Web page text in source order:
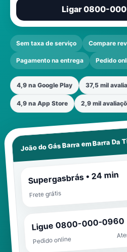
Ligar 0800-
Sem taxa de serviço Compare
Pagamento na entrega Pedido
4,9 na Google Play 37,5 mil
4,9 na App Store 2,9 mil
João do Gás Barra emBarra Da
Supergasbrás • 24 min
Frete grátis
Ligue 0800-000-0960
Pedido online